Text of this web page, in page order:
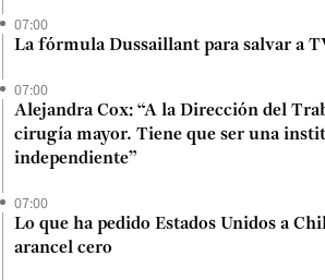
07:00
La fórmula Dussaillant para salvar a
07:00
Alejandra Cox: “A la Dirección del
cirugía mayor. Tiene que ser una
independiente”
07:00
Lo que ha pedido Estados Unidos a
arancel cero